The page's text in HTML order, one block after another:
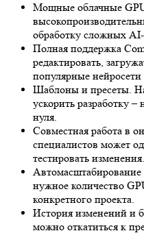
Мощные облачные
обработку сложных
Полная поддержка
редактировать,
популярные нейросети
Шаблоны и пресеты.
ускорить разработку –
нуля.
Совместная работа в
специалистов может
тестировать изменения.
Автомасштабирование
нужное количество
конкретного проекта.
История изменений и
можно откатиться к